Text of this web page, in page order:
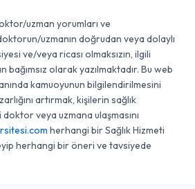
uzman yorumları ve
uzmanın doğrudan veya dolaylı
ve/veya ricası olmaksızın, ilgili
bağımsız olarak yazılmaktadır. Bu web
kamuoyunun bilgilendirilmesini
artırmak, kişilerin sağlık
veya uzmana ulaşmasını
herhangi bir Sağlık Hizmeti
herhangi bir öneri ve tavsiyede